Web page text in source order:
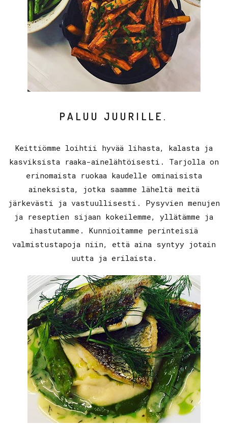
PALUU JUURILLE.
Keittiömme loihtii hyvää lihasta, kalasta ja
kasviksista raaka-ainelähtöisesti. Tarjolla on
erinomaista ruokaa kaudelle ominaisista
aineksista, jotka saamme läheltä meitä
järkevästi ja vastuullisesti. Pysyvien menujen
ja reseptien sijaan kokeilemme, yllätämme ja
ihastutamme. Kunnioitamme perinteisiä
valmistustapoja niin, että aina syntyy jotain
uutta ja erilaista.